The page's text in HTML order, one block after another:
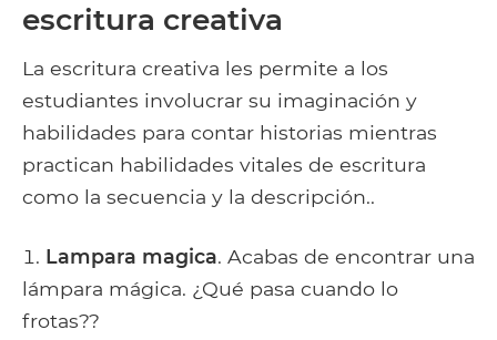
escritura creativa
La escritura creativa les permite a los
estudiantes involucrar su imaginación y
habilidades para contar historias mientras
practican habilidades vitales de escritura
como la secuencia y la descripción..
Lampara magica. Acabas de encontrar una
lámpara mágica. ¿Qué pasa cuando lo
frotas??